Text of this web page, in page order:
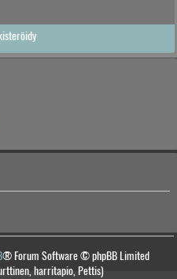
® Forum Software © phpBB Limited
harritapio, Pettis)